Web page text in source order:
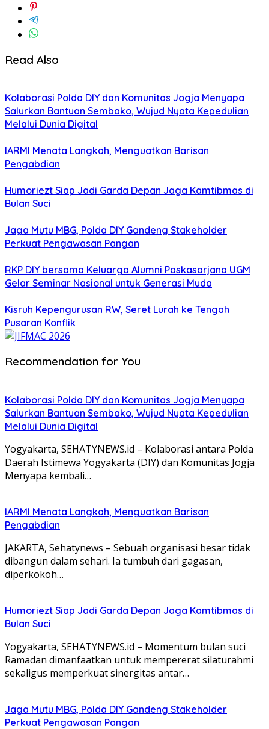
Read Also
Kolaborasi Polda DIY dan Komunitas Jogja Menyapa
Salurkan Bantuan Sembako, Wujud Nyata Kepedulian
Melalui Dunia Digital
IARMI Menata Langkah, Menguatkan Barisan
Pengabdian
Humoriezt Siap Jadi Garda Depan Jaga Kamtibmas di
Bulan Suci
Jaga Mutu MBG, Polda DIY Gandeng Stakeholder
Perkuat Pengawasan Pangan
RKP DIY bersama Keluarga Alumni Paskasarjana UGM
Gelar Seminar Nasional untuk Generasi Muda
Kisruh Kepengurusan RW, Seret Lurah ke Tengah
Pusaran Konflik
Recommendation for You
Kolaborasi Polda DIY dan Komunitas Jogja Menyapa
Salurkan Bantuan Sembako, Wujud Nyata Kepedulian
Melalui Dunia Digital
Yogyakarta, SEHATYNEWS.id – Kolaborasi antara Polda
Daerah Istimewa Yogyakarta (DIY) dan Komunitas Jogja
Menyapa kembali…
IARMI Menata Langkah, Menguatkan Barisan
Pengabdian
JAKARTA, Sehatynews – Sebuah organisasi besar tidak
dibangun dalam sehari. Ia tumbuh dari gagasan,
diperkokoh…
Humoriezt Siap Jadi Garda Depan Jaga Kamtibmas di
Bulan Suci
Yogyakarta, SEHATYNEWS.id – Momentum bulan suci
Ramadan dimanfaatkan untuk mempererat silaturahmi
sekaligus memperkuat sinergitas antar…
Jaga Mutu MBG, Polda DIY Gandeng Stakeholder
Perkuat Pengawasan Pangan